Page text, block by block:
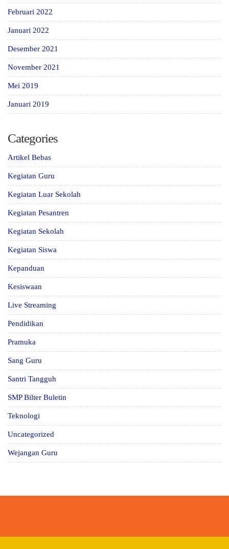
Februari 2022
Januari 2022
Desember 2021
November 2021
Mei 2019
Januari 2019
Categories
Artikel Bebas
Kegiatan Guru
Kegiatan Luar Sekolah
Kegiatan Pesantren
Kegiatan Sekolah
Kegiatan Siswa
Kepanduan
Kesiswaan
Live Streaming
Pendidikan
Pramuka
Sang Guru
Santri Tangguh
SMP Bilter Buletin
Teknologi
Uncategorized
Wejangan Guru